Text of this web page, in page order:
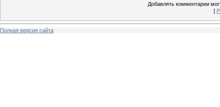
Добавлять комментарии
[
Полная версия сайта